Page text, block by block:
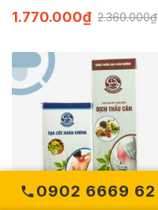
2.360.000₫
1.770.000₫
0902 6669 62